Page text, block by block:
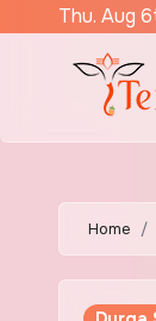
Thu. Aug
Home